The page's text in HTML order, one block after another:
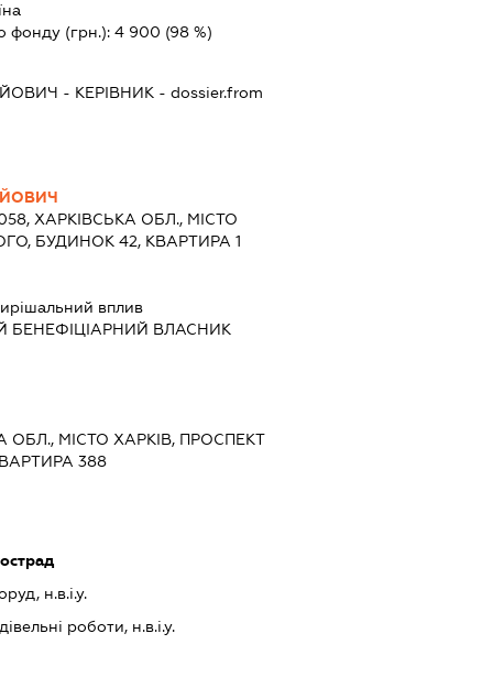
фонду (грн.):4 900 (98 %)
- КЕРІВНИК - dossier.from
ХАРКІВСЬКА ОБЛ., МІСТО
БУДИНОК 42, КВАРТИРА 1
вплив
БЕНЕФІЦІАРНИЙ ВЛАСНИК
ОБЛ., МІСТО ХАРКІВ, ПРОСПЕКТ
388
н.в.і.у.
роботи, н.в.і.у.